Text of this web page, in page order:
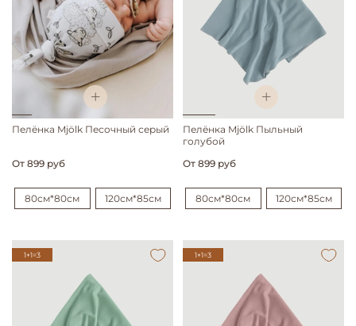
Пелёнка Mjölk Песочный серый
От 899 руб
80см*80см 120см*85см
Пелёнка Mjölk Пыльный
голубой
От 899 руб
80см*80см 120см*85см
1+1=3 1+1=3